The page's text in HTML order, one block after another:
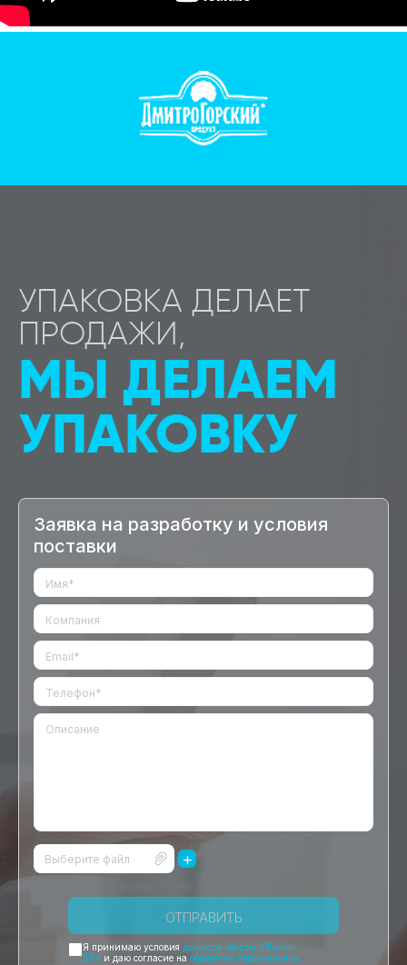
УПАКОВКА ДЕЛАЕТ
ПРОДАЖИ,
МЫ ДЕЛАЕМ
УПАКОВКУ
Заявка на разработку и условия
поставки
Выберите файл +
ОТПРАВИТЬ
Я принимаю условия договора оферты «Факел-
БК» и даю согласие на обработку персональных